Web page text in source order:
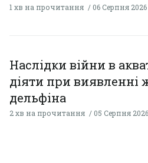
1 хв на прочитання 06 Серпня 2026
Наслідки війни в
діяти при виявленні
дельфіна
2 хв на прочитання 05 Серпня 2026